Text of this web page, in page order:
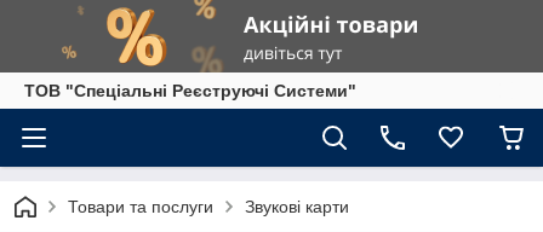
ТОВ "Спеціальні Реєструючі Системи"
Товари та послуги Звукові карти